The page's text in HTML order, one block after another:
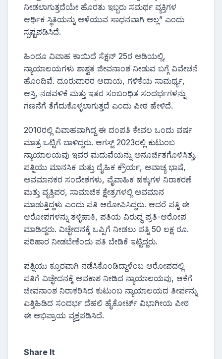
ನೀಡಲಾಗುತ್ತದೆಯೇ ಹೊರತು ಇಬ್ಬರು ಸಮರ್ಥ ವ್ಯಕ್ತಿಗಳ
ಆರ್ಥಿಕ ಸ್ಥಿತಿಯನ್ನು ಅಳೆಯುವ ಸಾಧನವಾಗಿ ಅಲ್ಲ” ಎಂದು
ಸ್ಪಷ್ಟಪಡಿಸಿದೆ.
ಹಿಂದೂ ವಿವಾಹ ಕಾಯಿದೆ ಸೆಕ್ಷನ್ 25ರ ಅಡಿಯಲ್ಲಿ,
ನ್ಯಾಯಾಲಯಗಳು ಶಾಶ್ವತ ಜೀವನಾಂಶ ನೀಡುವ ಬಗ್ಗೆ ವಿವೇಚನೆ
ಹೊಂದಿವೆ. ದೂರುದಾರರ ಆದಾಯ, ಗಳಿಕೆಯ ಸಾಮರ್ಥ್ಯ,
ಆಸ್ತಿ, ನಡವಳಿಕೆ ಮತ್ತು ಇತರ ಸಂಬಂಧಿತ ಸಂದರ್ಭಗಳನ್ನು
ಗಣನೆಗೆ ತೆಗೆದುಕೊಳ್ಳಲಾಗುತ್ತದೆ ಎಂದು ಪೀಠ ಹೇಳಿದೆ.
2010ರಲ್ಲಿ ವಿವಾಹವಾಗಿದ್ದ ಈ ದಂಪತಿ ಕೇವಲ ಒಂದು ವರ್ಷ
ಮಾತ್ರ ಒಟ್ಟಿಗೆ ಬಾಳಿದ್ದರು. ಆಗಸ್ಟ್ 2023ರಲ್ಲಿ ಕುಟುಂಬ
ನ್ಯಾಯಾಲಯವು ಇವರ ಮದುವೆಯನ್ನು ಅನೂರ್ಜಿತಗೊಳಿಸಿತ್ತು.
ಪತ್ನಿಯು ಮಾನಸಿಕ ಮತ್ತು ದೈಹಿಕ ಕ್ರೌರ್ಯ, ಅವಾಚ್ಯ ಭಾಷೆ,
ಅವಮಾನಕರ ಸಂದೇಶಗಳು, ವೈವಾಹಿಕ ಹಕ್ಕುಗಳ ನಿರಾಕರಣೆ
ಮತ್ತು ವೃತ್ತಿಪರ, ಸಾಮಾಜಿಕ ಕ್ಷೇತ್ರಗಳಲ್ಲಿ ಅವಮಾನ
ಮಾಡುತ್ತಿದ್ದಳು ಎಂದು ಪತಿ ಆರೋಪಿಸಿದ್ದರು. ಆದರೆ ಪತ್ನಿ ಈ
ಆರೋಪಗಳನ್ನು ತಳ್ಳಿಹಾಕಿ, ಪತಿಯ ವಿರುದ್ಧ ಪ್ರತಿ-ಆರೋಪ
ಮಾಡಿದ್ದರು. ವಿಚ್ಛೇದನಕ್ಕೆ ಒಪ್ಪಿಗೆ ನೀಡಲು ಪತ್ನಿ 50 ಲಕ್ಷ ರೂ.
ಪರಿಹಾರ ನೀಡಬೇಕೆಂದು ಪತಿ ಬೇಡಿಕೆ ಇಟ್ಟಿದ್ದರು.
ಪತ್ನಿಯು ಕ್ರೂರವಾಗಿ ನಡೆಸಿಕೊಂಡಿದ್ದಾಳೆಂಬ ಆರೋಪದಲ್ಲಿ
ಪತಿಗೆ ವಿಚ್ಛೇದನಕ್ಕೆ ಅವಕಾಶ ನೀಡಿದ ನ್ಯಾಯಾಲಯವು, ಆಕೆಗೆ
ಜೀವನಾಂಶ ನಿರಾಕರಿಸಿದ ಕುಟುಂಬ ನ್ಯಾಯಾಲಯದ ತೀರ್ಪನ್ನು
ಎತ್ತಿಹಿಡಿದ ಸಂದರ್ಭ ದೆಹಲಿ ಹೈಕೋರ್ಟ್ ವಿಭಾಗೀಯ ಪೀಠ
ಈ ಅಭಿಪ್ರಾಯ ವ್ಯಕ್ತಪಡಿಸಿದೆ.
Share It